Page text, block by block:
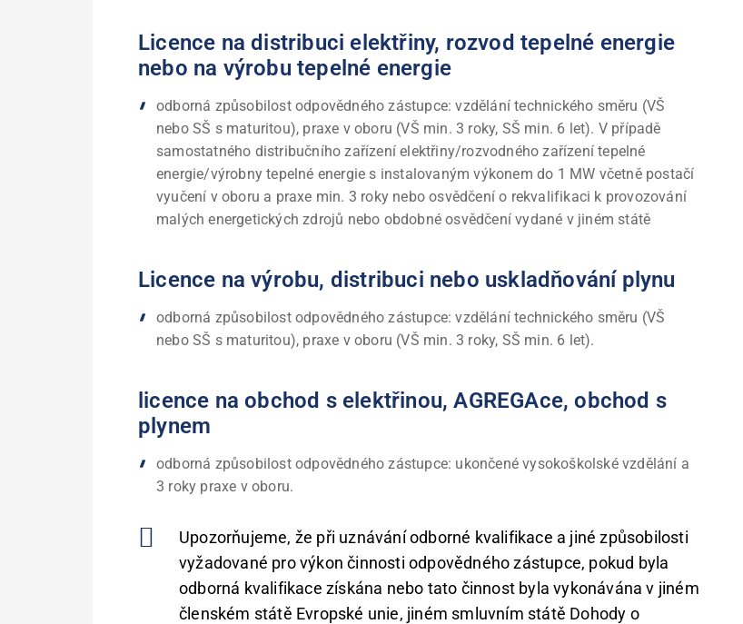
Licence na distribuci elektřiny, rozvod tepelné energie
nebo na výrobu tepelné energie
odborná způsobilost odpovědného zástupce: vzdělání technického směru (VŠ
nebo SŠ s maturitou), praxe v oboru (VŠ min. 3 roky, SŠ min. 6 let). V případě
samostatného distribučního zařízení elektřiny/rozvodného zařízení tepelné
energie/výrobny tepelné energie s instalovaným výkonem do 1 MW včetně postačí
vyučení v oboru a praxe min. 3 roky nebo osvědčení o rekvalifikaci k provozování
malých energetických zdrojů nebo obdobné osvědčení vydané v jiném státě
Licence na výrobu, distribuci nebo uskladňování plynu
odborná způsobilost odpovědného zástupce: vzdělání technického směru (VŠ
nebo SŠ s maturitou), praxe v oboru (VŠ min. 3 roky, SŠ min. 6 let).
licence na obchod s elektřinou, AGREGAce, obchod s
plynem
odborná způsobilost odpovědného zástupce: ukončené vysokoškolské vzdělání a
3 roky praxe v oboru.
Upozorňujeme, že při uznávání odborné kvalifikace a jiné způsobilosti
vyžadované pro výkon činnosti odpovědného zástupce, pokud byla
odborná kvalifikace získána nebo tato činnost byla vykonávána v jiném
členském státě Evropské unie, jiném smluvním státě Dohody o